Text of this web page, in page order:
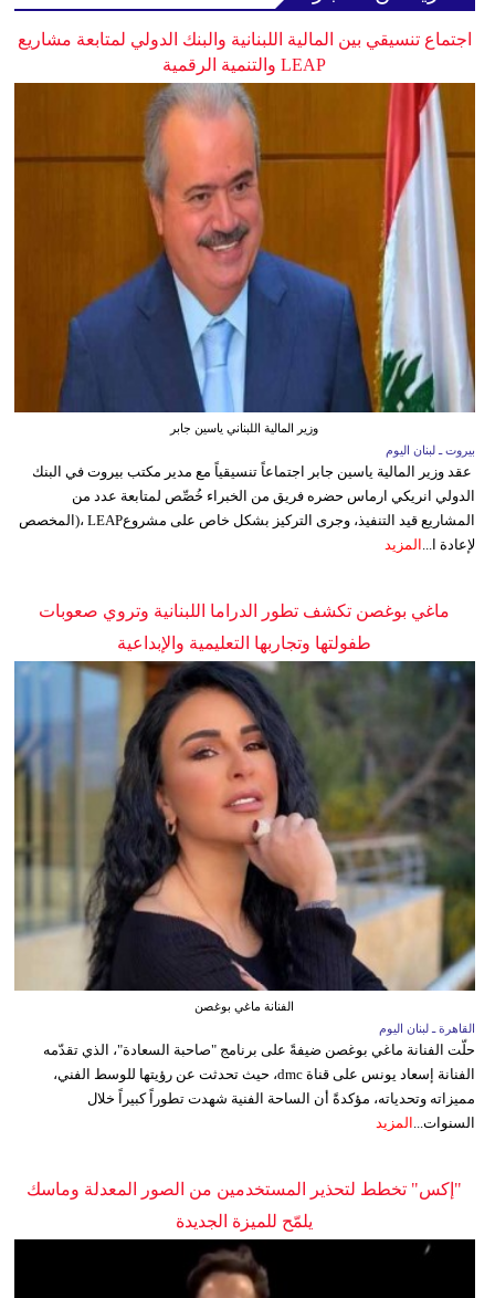
اجتماع تنسيقي بين المالية اللبنانية والبنك الدولي لمتابعة مشاريع
LEAP والتنمية الرقمية
وزير المالية اللبناني ياسين جابر
بيروت ـ لبنان اليوم
عقد وزير المالية ياسين جابر اجتماعاً تنسيقياً مع مدير مكتب بيروت في البنك
الدولي انريكي ارماس حضره فريق من الخبراء خُصِّص لمتابعة عدد من
المشاريع قيد التنفيذ، وجرى التركيز بشكل خاص على مشروعLEAP ،(المخصص
لإعادة ا... المزيد
ماغي بوغصن تكشف تطور الدراما اللبنانية وتروي صعوبات
طفولتها وتجاربها التعليمية والإبداعية
الفنانة ماغي بوغصن
القاهرة ـ لبنان اليوم
حلّت الفنانة ماغي بوغصن ضيفةً على برنامج "صاحبة السعادة"، الذي تقدّمه
الفنانة إسعاد يونس على قناة dmc، حيث تحدثت عن رؤيتها للوسط الفني،
مميزاته وتحدياته، مؤكدةً أن الساحة الفنية شهدت تطوراً كبيراً خلال
السنوات...
المزيد
"إكس" تخطط لتحذير المستخدمين من الصور المعدلة وماسك
يلمّح للميزة الجديدة